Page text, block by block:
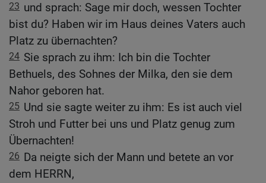
23 und sprach: Sage mir doch, wessen Tochter
bist du? Haben wir im Haus deines Vaters auch
Platz zu übernachten?
24 Sie sprach zu ihm: Ich bin die Tochter
Bethuels, des Sohnes der Milka, den sie dem
Nahor geboren hat.
25 Und sie sagte weiter zu ihm: Es ist auch viel
Stroh und Futter bei uns und Platz genug zum
Übernachten!
26 Da neigte sich der Mann und betete an vor
dem HERRN,